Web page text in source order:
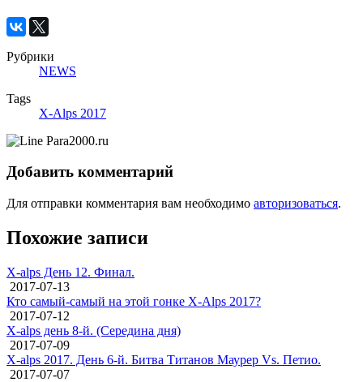
Рубрики
NEWS
Tags
X-Alps 2017
Добавить комментарий
Для отправки комментария вам необходимо авторизоваться.
Похожие записи
X-alps День 12. Финал.
2017-07-13
Кто самый-самый на этой гонке X-Alps 2017?
2017-07-12
X-alps день 8-й. (Середина дня)
2017-07-09
X-alps 2017. День 6-й. Битва Титанов Маурер Vs. Петио.
2017-07-07